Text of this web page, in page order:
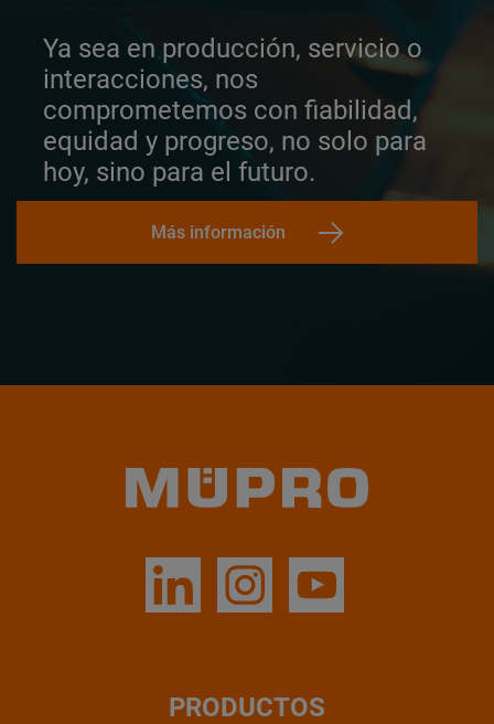
Ya sea en producción, servicio o
interacciones, nos
comprometemos con fiabilidad,
equidad y progreso, no solo para
hoy, sino para el futuro.
Más información
PRODUCTOS